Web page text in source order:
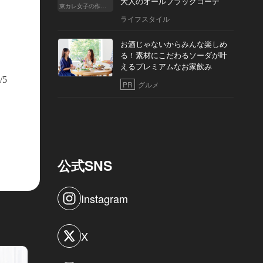
5
東カレ女子の作り方
ライフスタイル
お酒じゃないからみんな楽しめ
る！素材にこだわるソーダが叶
えるプレミアムなお家飲み
PR グルメ
公式SNS
Instagram
X